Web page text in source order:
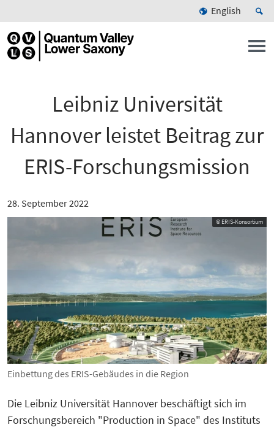
English
Leibniz Universität
Hannover leistet Beitrag zur
ERIS-Forschungsmission
28. September 2022
© ERIS-Konsortium
Einbettung des ERIS-Gebäudes in die Region
Die Leibniz Universität Hannover beschäftigt sich im
Forschungsbereich "Production in Space" des Instituts